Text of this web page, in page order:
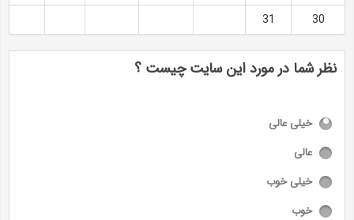
30
31
نظر شما در مورد این سایت چیست ؟
خیلی عالی
عالی
خیلی خوب
خوب